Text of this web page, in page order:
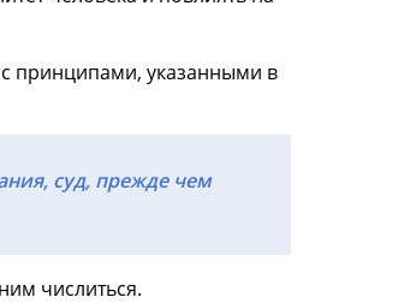
принципами, указанными в
суд, прежде чем
числиться.